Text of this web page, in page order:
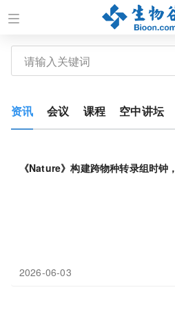
资讯 会议 课程 空中讲坛
《Nature》构建跨物种转录组时钟，
2026-06-03